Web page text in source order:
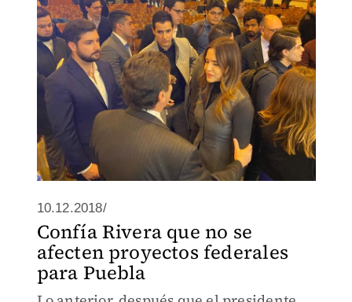
10.12.2018/
Confía Rivera que no se
afecten proyectos federales
para Puebla